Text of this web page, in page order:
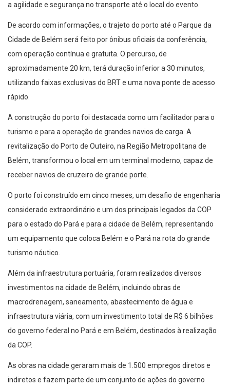
a agilidade e segurança no transporte até o local do evento.
De acordo com informações, o trajeto do porto até o Parque da
Cidade de Belém será feito por ônibus oficiais da conferência,
com operação contínua e gratuita. O percurso, de
aproximadamente 20 km, terá duração inferior a 30 minutos,
utilizando faixas exclusivas do BRT e uma nova ponte de acesso
rápido.
A construção do porto foi destacada como um facilitador para o
turismo e para a operação de grandes navios de carga. A
revitalização do Porto de Outeiro, na Região Metropolitana de
Belém, transformou o local em um terminal moderno, capaz de
receber navios de cruzeiro de grande porte.
O porto foi construído em cinco meses, um desafio de engenharia
considerado extraordinário e um dos principais legados da COP
para o estado do Pará e para a cidade de Belém, representando
um equipamento que coloca Belém e o Pará na rota do grande
turismo náutico.
Além da infraestrutura portuária, foram realizados diversos
investimentos na cidade de Belém, incluindo obras de
macrodrenagem, saneamento, abastecimento de água e
infraestrutura viária, com um investimento total de R$ 6 bilhões
do governo federal no Pará e em Belém, destinados à realização
da COP.
As obras na cidade geraram mais de 1.500 empregos diretos e
indiretos e fazem parte de um conjunto de ações do governo